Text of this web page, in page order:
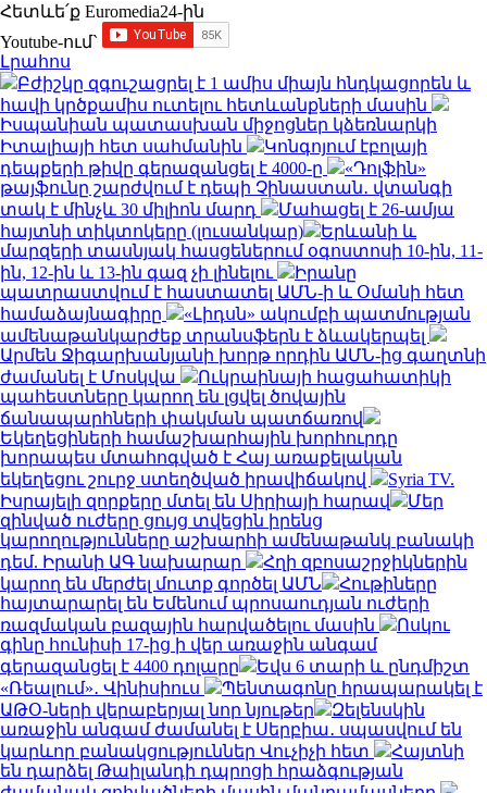
Հետևե՛ք Euromedia24-ին
Youtube-ում`
Լրահոս
Բժիշկը զգուշացրել է 1 ամիս միայն հնդկացորեն և
հավի կրծքամիս ուտելու հետևանքների մասին
Իսպանիան պատասխան միջոցներ կձեռնարկի
Իտալիայի հետ սահմանին
Կոնգոյում էբոլայի
դեպքերի թիվը գերազանցել է 4000-ը
«Դոլֆին»
թայֆունը շարժվում է դեպի Չինաստան․ վտանգի
տակ է մինչև 30 միլիոն մարդ
Մահացել է 26-ամյա
հայտնի տիկտոկերը (լուսանկար)
Երևանի և
մարզերի տասնյակ հասցեներում օգոստոսի 10-ին, 11-
ին, 12-ին և 13-ին գազ չի լինելու
Իրանը
պատրաստվում է հաստատել ԱՄՆ-ի և Օմանի հետ
համաձայնագիրը
«Լիդսն» ակումբի պատմության
ամենաթանկարժեք տրանսֆերն է ձևակերպել
Արմեն Ջիգարխանյանի խորթ որդին ԱՄՆ-ից գաղտնի
ժամանել է Մոսկվա
Ուկրաինայի հացահատիկի
պահեստները կարող են լցվել ծովային
ճանապարհների փակման պատճառով
Եկեղեցիների համաշխարհային խորհուրդը
խորապես մտահոգված է Հայ առաքելական
եկեղեցու շուրջ ստեղծված իրավիճակով
Syria TV.
Իսրայելի զորքերը մտել են Սիրիայի հարավ
Մեր
զինված ուժերը ցույց տվեցին իրենց
կարողությունները աշխարհի ամենաթանկ բանակի
դեմ. Իրանի ԱԳ նախարար
Հղի զբոսաշրջիկներին
կարող են մերժել մուտք գործել ԱՄՆ
Հութիները
հայտարարել են Եմենում պրոսաուդյան ուժերի
ռազմական բազային հարվածելու մասին
Ոսկու
գինը հունիսի 17-ից ի վեր առաջին անգամ
գերազանցել է 4400 դոլարը
Եվս 6 տարի և ընդմիշտ
«Ռեալում»․ Վինիսիուս
Պենտագոնը հրապարակել է
ԱԹՕ-ների վերաբերյալ նոր նյութեր
Զելենսկին
առաջին անգամ ժամանել է Սերբիա․ սպասվում են
կարևոր բանակցություններ Վուչիչի հետ
Հայտնի
են դարձել Թաիլանդի դպրոցի հրաձգության